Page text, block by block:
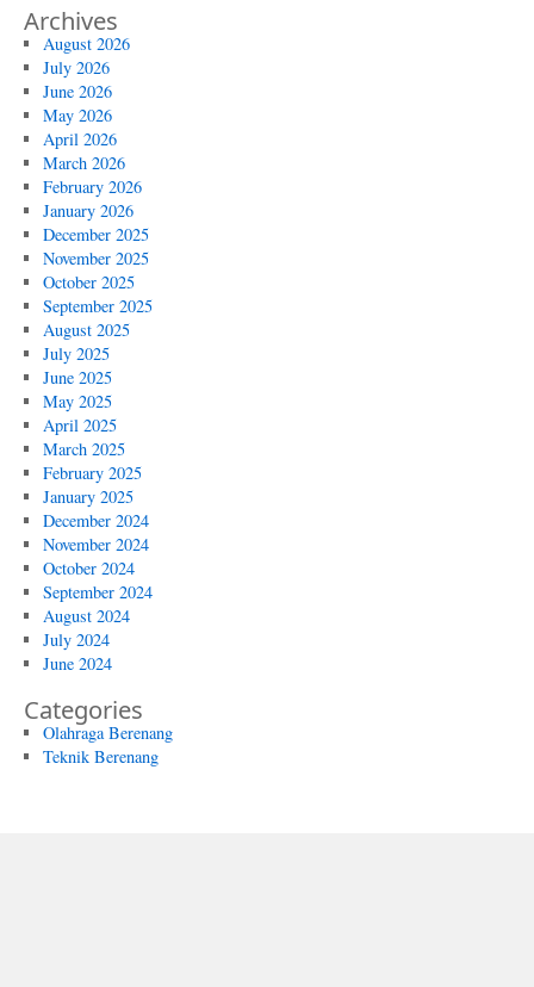
Archives
August 2026
July 2026
June 2026
May 2026
April 2026
March 2026
February 2026
January 2026
December 2025
November 2025
October 2025
September 2025
August 2025
July 2025
June 2025
May 2025
April 2025
March 2025
February 2025
January 2025
December 2024
November 2024
October 2024
September 2024
August 2024
July 2024
June 2024
Categories
Olahraga Berenang
Teknik Berenang